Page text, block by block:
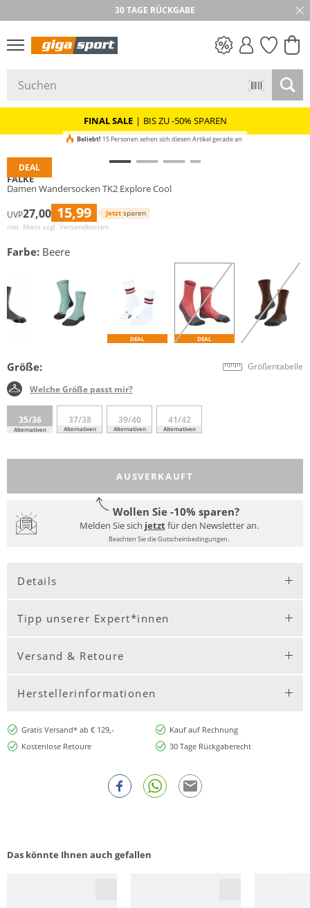
30 TAGE RÜCKGABE
FINAL SALE | BIS ZU -50% SPAREN
DEAL
Beliebt! 15 Personen sehen sich diesen Artikel gerade an
FALKE
Damen Wandersocken TK2 Explore Cool
UVP27,00 15,99 Jetzt sparen
inkl. Mwst zzgl. Versandkosten
Farbe: Beere
DEAL DEAL
Größe: Größentabelle
Welche Größe passt mir?
35/36
Alternativen
37/38
Alternativen
39/40
Alternativen
41/42
Alternativen
AUSVERKAUFT
Wollen Sie -10% sparen?
Melden Sie sich jetztfür den Newsletter an.
Beachten Sie die Gutscheinbedingungen.
Details
Tipp unserer Expert*innen
Versand & Retoure
Herstellerinformationen
Gratis Versand* ab € 129,-
Kauf auf Rechnung
Kostenlose Retoure
30 Tage Rückgaberecht
Das könnte Ihnen auch gefallen